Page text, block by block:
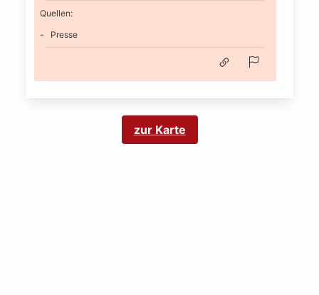
Quellen:
Presse
zur Karte